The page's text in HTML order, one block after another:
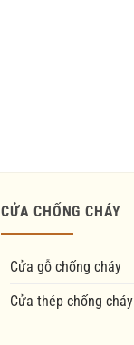
CỬA CHỐNG CHÁY
Cửa gỗ chống cháy
Cửa thép chống cháy